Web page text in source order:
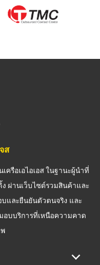
ส
ครือเอไอเอส ในฐานะผู้นำที่
ผ่านเว็บไซต์รวมสินค้าและ
บและยืนยันตัวตนจริง และ
อบบริการที่เหนือความคาด